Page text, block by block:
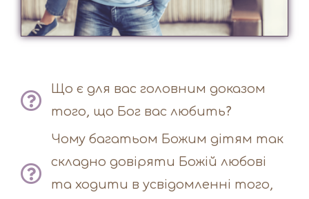
Що є для вас головним доказом
того, що Бог вас любить?
Чому багатьом Божим дітям так
складно довіряти Божій любові
та ходити в усвідомленні того,